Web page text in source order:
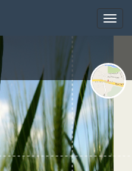
Toggle
Toggle